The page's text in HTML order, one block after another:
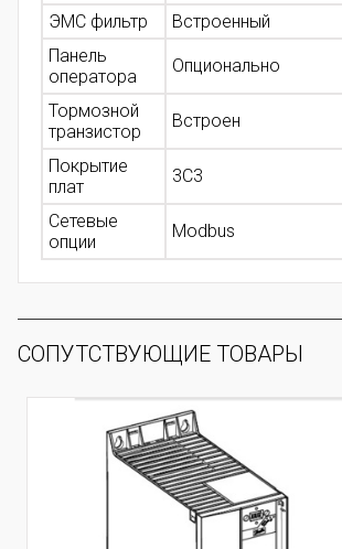
ЭМС фильтр
Встроенный
Панель
оператора
Опционально
Тормозной
транзистор
Встроен
Покрытие
плат
3С3
Сетевые
опции
Modbus
СОПУТСТВУЮЩИЕ ТОВАРЫ